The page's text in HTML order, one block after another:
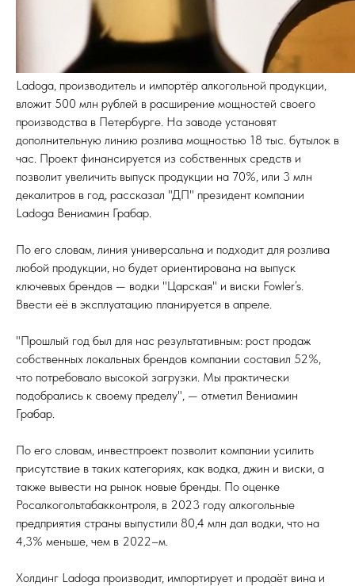
Ladoga, производитель и импортёр алкогольной продукции,
вложит 500 млн рублей в расширение мощностей своего
производства в Петербурге. На заводе установят
дополнительную линию розлива мощностью 18 тыс. бутылок в
час. Проект финансируется из собственных средств и
позволит увеличить выпуск продукции на 70%, или 3 млн
декалитров в год, рассказал "ДП" президент компании
Ladoga Вениамин Грабар.
По его словам, линия универсальна и подходит для розлива
любой продукции, но будет ориентирована на выпуск
ключевых брендов — водки "Царская" и виски Fowler’s.
Ввести её в эксплуатацию планируется в апреле.
"Прошлый год был для нас результативным: рост продаж
собственных локальных брендов компании составил 52%,
что потребовало высокой загрузки. Мы практически
подобрались к своему пределу", — отметил Вениамин
Грабар.
По его словам, инвестпроект позволит компании усилить
присутствие в таких категориях, как водка, джин и виски, а
также вывести на рынок новые бренды. По оценке
Росалкогольтабакконтроля, в 2023 году алкогольные
предприятия страны выпустили 80,4 млн дал водки, что на
4,3% меньше, чем в 2022–м.
Холдинг Ladoga производит, импортирует и продаёт вина и